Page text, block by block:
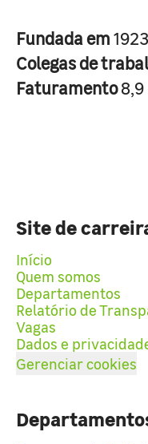
Fundada em1923
Colegas de
Faturamento
Site de
Início
Quem somos
Departamentos
Relatório de
Vagas
Dados e
Gerenciar cookies